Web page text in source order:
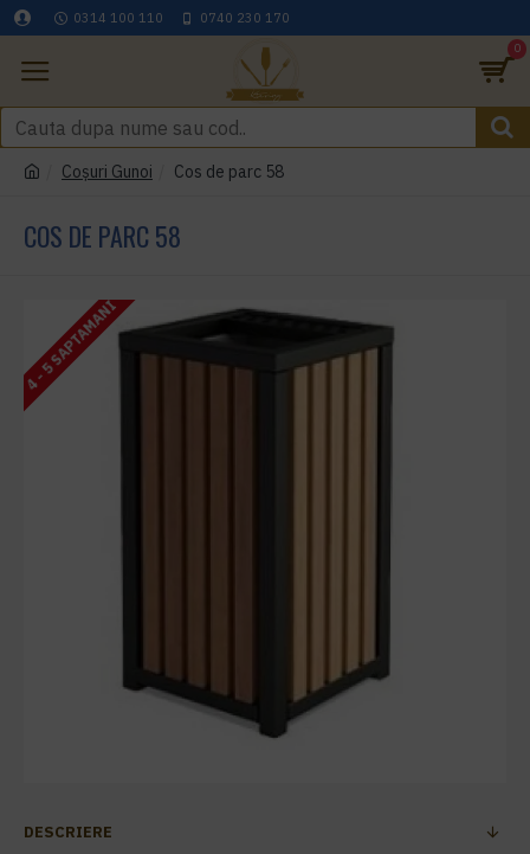
0314 100 110 0740 230 170
0
Coşuri Gunoi Cos de parc 58
COS DE PARC 58
4 - 5 SAPTAMANI
DESCRIERE